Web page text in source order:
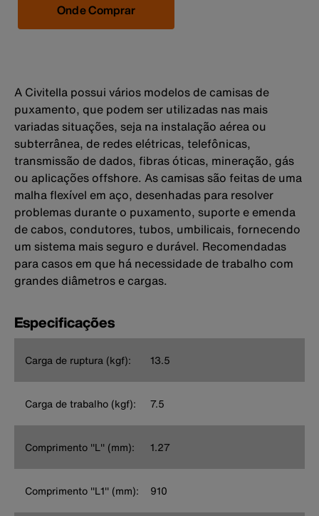
Onde Comprar
A Civitella possui vários modelos de camisas de
puxamento, que podem ser utilizadas nas mais
variadas situações, seja na instalação aérea ou
subterrânea, de redes elétricas, telefônicas,
transmissão de dados, fibras óticas, mineração, gás
ou aplicações offshore. As camisas são feitas de uma
malha flexível em aço, desenhadas para resolver
problemas durante o puxamento, suporte e emenda
de cabos, condutores, tubos, umbilicais, fornecendo
um sistema mais seguro e durável. Recomendadas
para casos em que há necessidade de trabalho com
grandes diâmetros e cargas.
Especificações
Carga de ruptura (kgf): 13.5
Carga de trabalho (kgf): 7.5
Comprimento ''L'' (mm): 1.27
Comprimento ''L1'' (mm): 910